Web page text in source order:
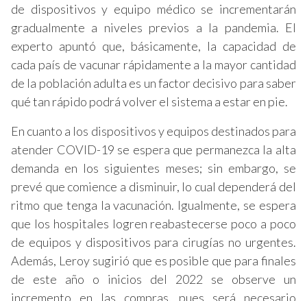
de dispositivos y equipo médico se incrementarán
gradualmente a niveles previos a la pandemia. El
experto apuntó que, básicamente, la capacidad de
cada país de vacunar rápidamente a la mayor cantidad
de la población adulta es un factor decisivo para saber
qué tan rápido podrá volver el sistema a estar en pie.
En cuanto a los dispositivos y equipos destinados para
atender COVID-19 se espera que permanezca la alta
demanda en los siguientes meses; sin embargo, se
prevé que comience a disminuir, lo cual dependerá del
ritmo que tenga la vacunación. Igualmente, se espera
que los hospitales logren reabastecerse poco a poco
de equipos y dispositivos para cirugías no urgentes.
Además, Leroy sugirió que es posible que para finales
de este año o inicios del 2022 se observe un
incremento en las compras, pues será necesario